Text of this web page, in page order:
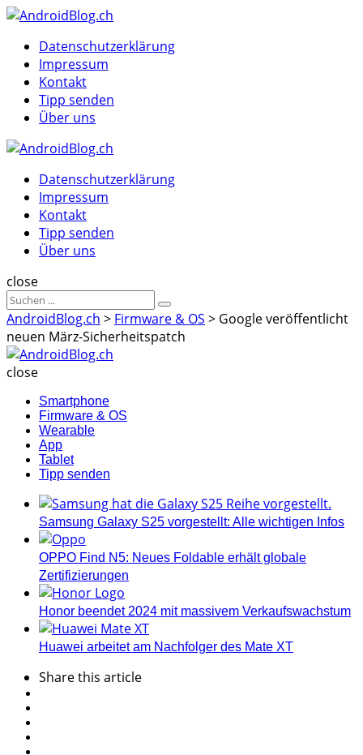
Menu
MenuDatenschutzerklärung
Impressum
Kontakt
Tipp senden
Über uns
Datenschutzerklärung
Impressum
Kontakt
Tipp senden
Über uns
Suche
close
Sucheergebnisse
für
Suche
AndroidBlog.ch > Firmware & OS > Google veröffentlicht
neuen März-Sicherheitspatch
close
Smartphone
Firmware & OS
Wearable
App
Tablet
Tipp senden
Samsung Galaxy S25 vorgestellt: Alle wichtigen Infos
OPPO Find N5: Neues Foldable erhält globale
Zertifizierungen
Honor beendet 2024 mit massivem Verkaufswachstum
Huawei arbeitet am Nachfolger des Mate XT
Sharethis article